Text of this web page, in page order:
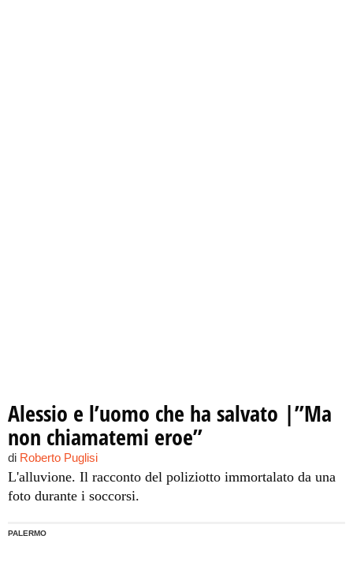
Alessio e l’uomo che ha salvato |”Ma
non chiamatemi eroe”
di Roberto Puglisi
L'alluvione. Il racconto del poliziotto immortalato da una
foto durante i soccorsi.
PALERMO